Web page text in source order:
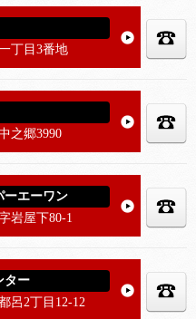
丁目3番地
之郷3990
ーエーワン
岩屋下80-1
ター
呂2丁目12-12